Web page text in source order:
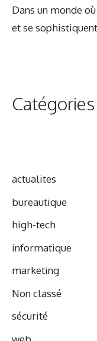
Dans un monde
et se
Catégories
actualites
bureautique
high-tech
informatique
marketing
Non classé
sécurité